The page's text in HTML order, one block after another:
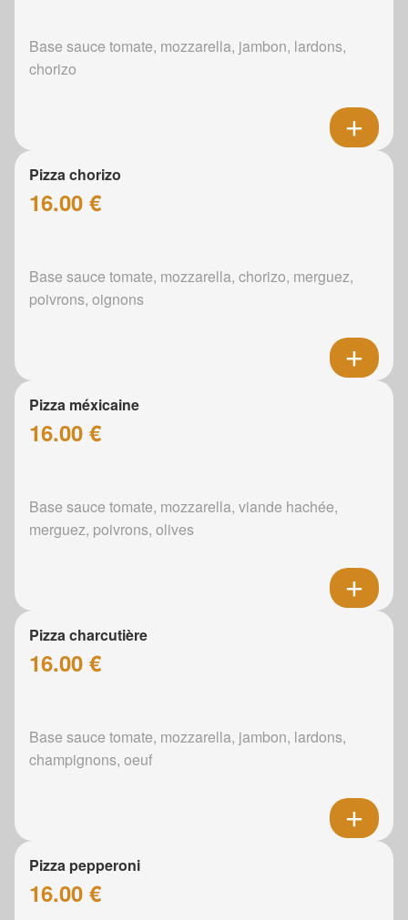
Base sauce tomate, mozzarella, jambon, lardons,
chorizo
Pizza chorizo
16.00 €
Base sauce tomate, mozzarella, chorizo, merguez,
poivrons, oignons
Pizza méxicaine
16.00 €
Base sauce tomate, mozzarella, viande hachée,
merguez, poivrons, olives
Pizza charcutière
16.00 €
Base sauce tomate, mozzarella, jambon, lardons,
champignons, oeuf
Pizza pepperoni
16.00 €